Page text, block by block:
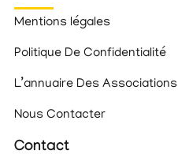
Mentions légales
Politique De Confidentialité
L’annuaire Des Associations
Nous Contacter
Contact